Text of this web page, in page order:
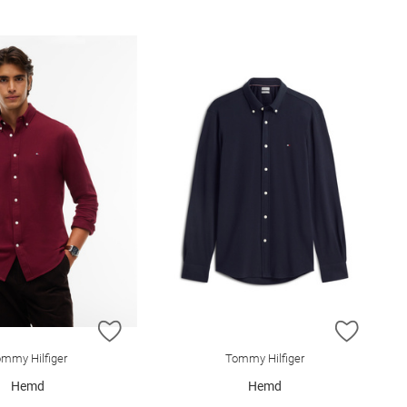
HINZUFÜGEN
Hilfiger
Hemd
ZUR
Tommy Hilfiger
Hemd